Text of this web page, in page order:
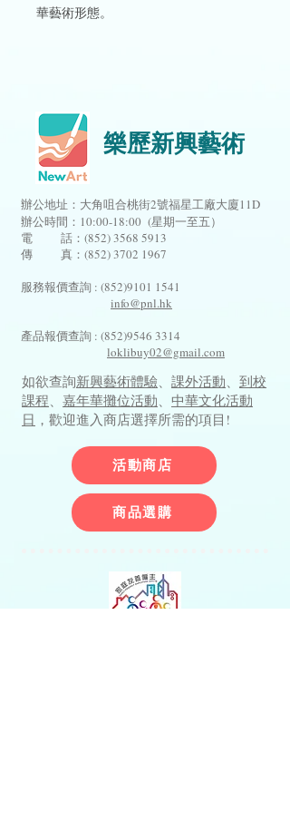
華藝術形態。
樂歷新興藝術
辦公地址：大角咀合桃街2號福星工廠大廈11D
辦公時間：10:00-18:00 (星期一至五）
電 話：(852)3568 5913
傳 真：(852) 3702 1967
服務報價查詢 : (852)9101 1541
info@pnl.hk
產品報價查詢 : (852)9546 3314
loklibuy02@gmail.com
如欲查詢新興藝術體驗、 課外活動、 到校
課程、 嘉年華攤位活動、 中華文化活動
日 ，歡迎進入商店選擇所需的項目!
活動商店
商品選購